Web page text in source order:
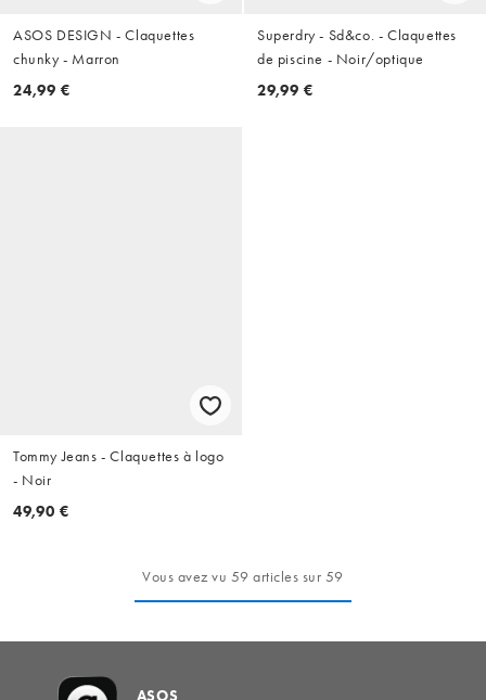
ASOS DESIGN - Claquettes
chunky - Marron
24,99 €
Superdry - Sd&co. - Claquettes
de piscine - Noir/optique
29,99 €
Tommy Jeans - Claquettes à logo
- Noir
49,90 €
Vous avez vu 59 articles sur 59
ASOS